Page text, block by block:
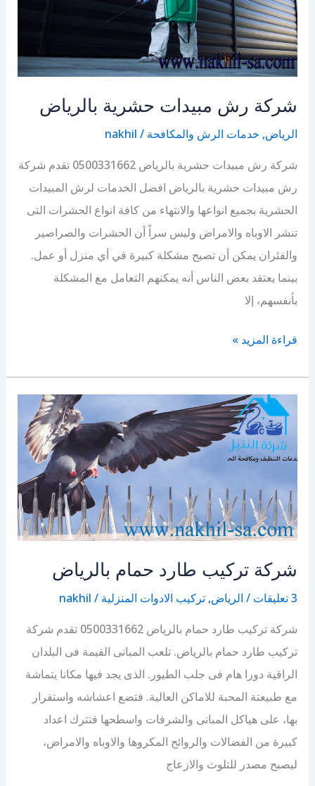
شركة رش مبيدات حشرية بالرياض
الرياض, خدمات الرش والمكافحة /
nakhil
شركة رش مبيدات حشرية بالرياض 0500331662 تقدم شركة
رش مبيدات حشرية بالرياض افضل الخدمات لرش المبيدات
الحشرية بجميع انواعها والانتهاء من كافة انواع الحشرات التى
تنشر الاوباه والامراض وليس سراً أن الحشرات والصراصير
والفئران يمكن أن تصبح مشكلة كبيرة في أي منزل أو عمل.
بينما يعتقد بعض الناس أنه يمكنهم التعامل مع المشكلة
بأنفسهم، إلا
شركة
حشرية
بالرياض
قراءة المزيد »
شركة تركيب طارد حمام بالرياض
3 تعليقات / الرياض, تركيب الادوات المنزلية /
nakhil
شركة تركيب طارد حمام بالرياض 0500331662 تقدم شركة
تركيب طارد حمام بالرياض. تلعب المبانى القيمة فى البلدان
الراقية دورا هام فى جلب الطيور. الذى يجد فيها مكانا يتماشة
مع طبيعتة المحبة للاماكن العالية. فتضع اعشاشه واستقرار
بها، على هياكل المبانى والشرفات واسطحها فتترك اعداد
كبيرة من الفضالات والروائح المكروها والاوباه والامراض،
ليصبح مصدر للتلوث والازعاج